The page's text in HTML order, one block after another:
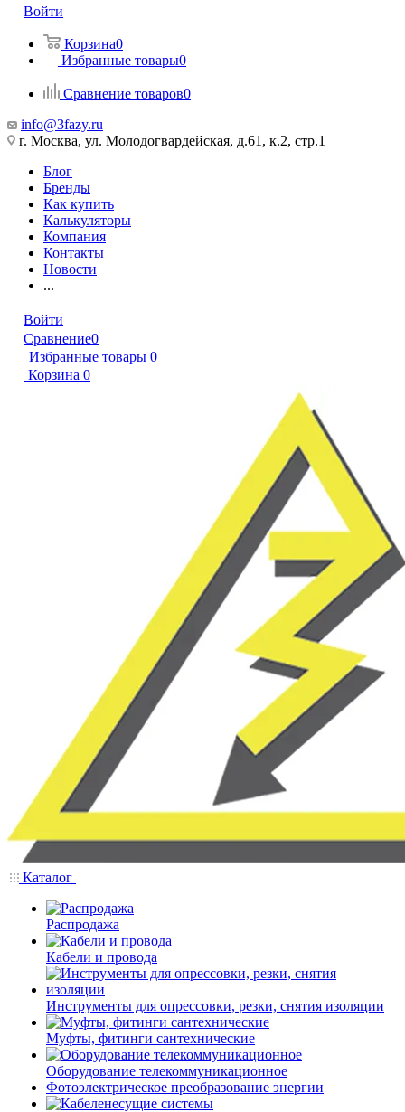
Войти
Корзина0
Избранные товары0
Сравнение товаров0
info@3fazy.ru
г. Москва, ул. Молодогвардейская, д.61, к.2, стр.1
Блог
Бренды
Как купить
Калькуляторы
Компания
Контакты
Новости
...
Войти
Сравнение0
Избранные товары 0
Корзина 0
Каталог
Распродажа
Кабели и провода
Инструменты для опрессовки, резки, снятия изоляции
Муфты, фитинги сантехнические
Оборудование телекоммуникационное
Фотоэлектрическое преобразование энергии